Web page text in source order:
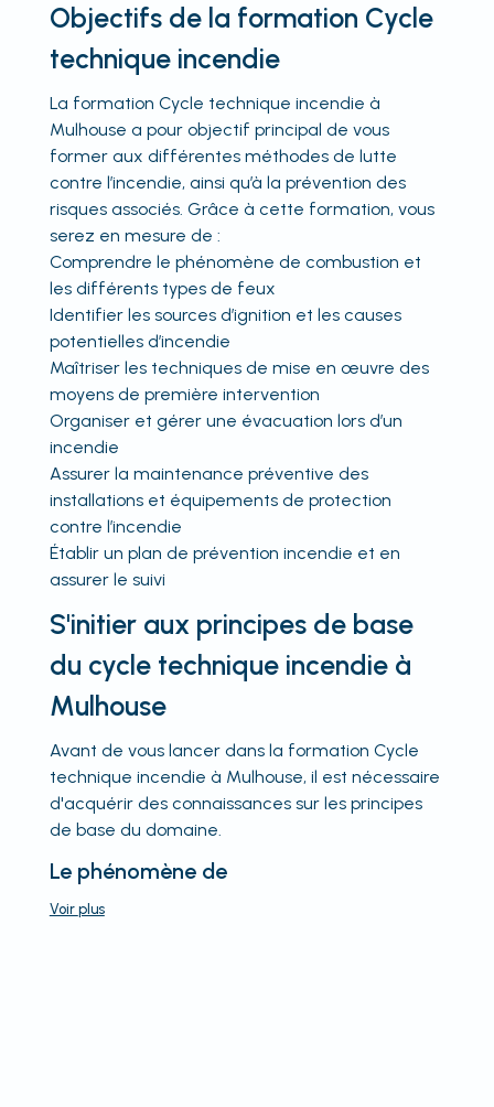
Objectifs de la formation Cycle
technique incendie
La formation Cycle technique incendie à
Mulhouse a pour objectif principal de vous
former aux différentes méthodes de lutte
contre l’incendie, ainsi qu’à la prévention des
risques associés. Grâce à cette formation, vous
serez en mesure de :
Comprendre le phénomène de combustion et
les différents types de feux
Identifier les sources d’ignition et les causes
potentielles d’incendie
Maîtriser les techniques de mise en œuvre des
moyens de première intervention
Organiser et gérer une évacuation lors d’un
incendie
Assurer la maintenance préventive des
installations et équipements de protection
contre l’incendie
Établir un plan de prévention incendie et en
assurer le suivi
S'initier aux principes de base
du cycle technique incendie à
Mulhouse
Avant de vous lancer dans la formation Cycle
technique incendie à Mulhouse, il est nécessaire
d'acquérir des connaissances sur les principes
de base du domaine.
Le phénomène de
Voir plus